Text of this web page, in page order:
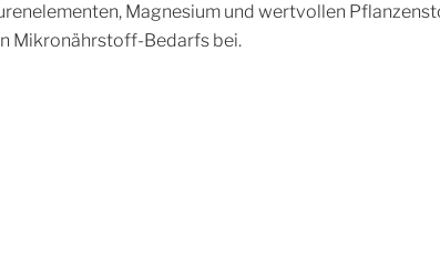
Magnesium und wertvollen
Mikronährstoff-Bedarfs bei.